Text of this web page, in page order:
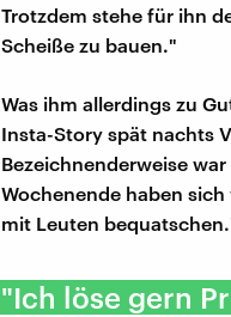
Trotzdem stehe für ihn
Scheiße zu bauen."
Was ihm allerdings zu
Insta-Story spät nachts
Bezeichnenderweise
Wochenende haben
mit Leuten
"Ich löse gern